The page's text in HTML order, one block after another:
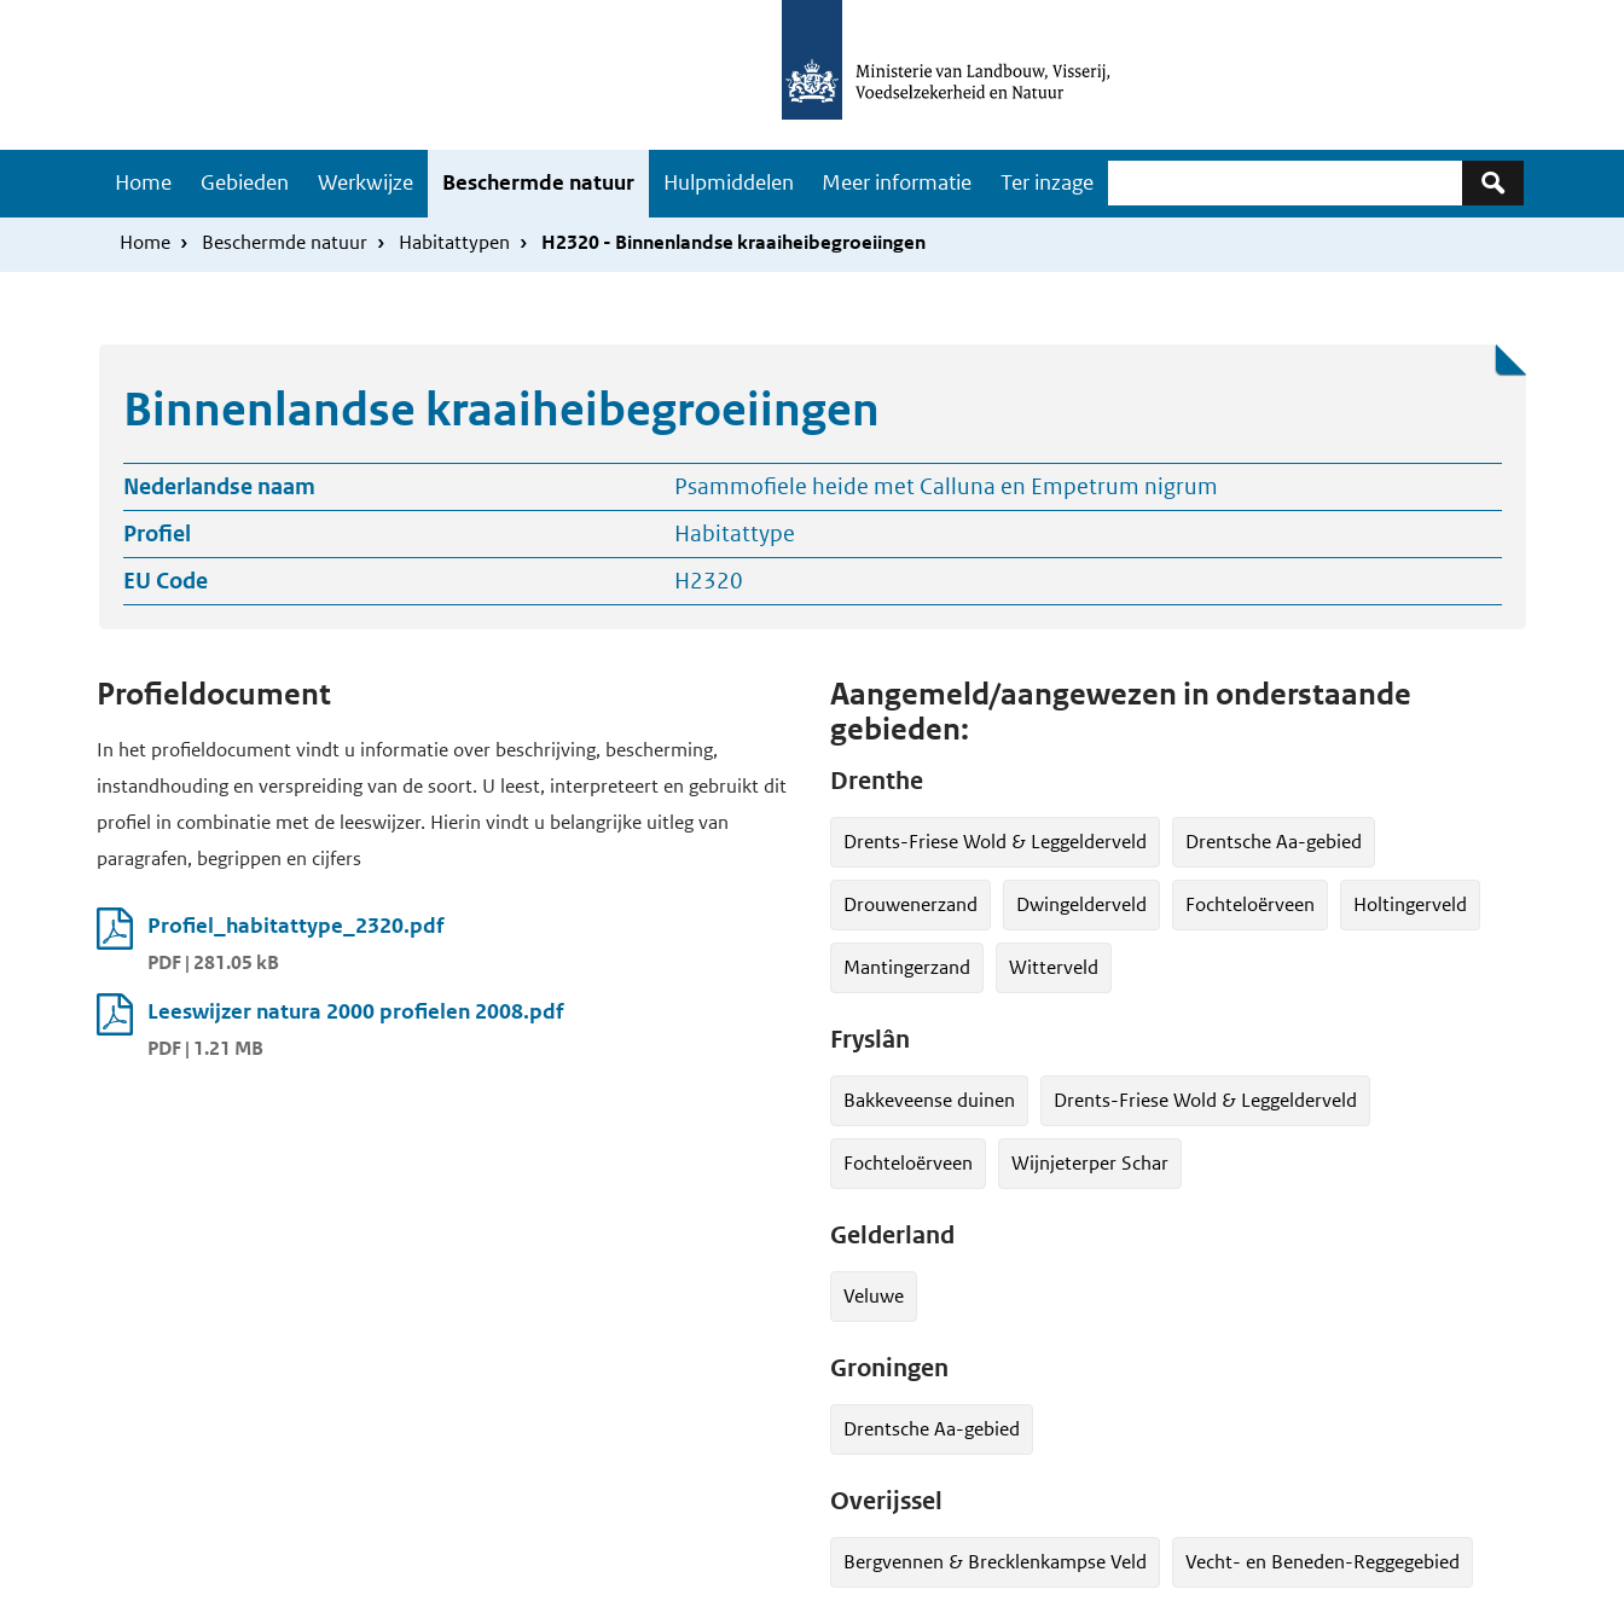
Hoofdnavigatie
Home Gebieden Werkwijze Beschermde natuur Hulpmiddelen Meer informatie Ter inzage
Zoeken
Home Beschermde natuur Habitattypen H2320 - Binnenlandse kraaiheibegroeiingen
Binnenlandse kraaiheibegroeiingen
Nederlandse naam
Psammofiele heide met Calluna en Empetrum nigrum
Profiel
Habitattype
EU Code
H2320
Profieldocument
In het profieldocument vindt u informatie over beschrijving, bescherming,
instandhouding en verspreiding van de soort. U leest, interpreteert en gebruikt dit
profiel in combinatie met de leeswijzer. Hierin vindt u belangrijke uitleg van
paragrafen, begrippen en cijfers
Profiel_habitattype_2320.pdf
PDF | 281.05 kB
Leeswijzer natura 2000 profielen 2008.pdf
PDF | 1.21 MB
Aangemeld/aangewezen in onderstaande
gebieden:
Drenthe
Drents-Friese Wold & Leggelderveld Drentsche Aa-gebied
Drouwenerzand Dwingelderveld Fochteloërveen Holtingerveld
Mantingerzand Witterveld
Fryslân
Bakkeveense duinen Drents-Friese Wold & Leggelderveld
Fochteloërveen Wijnjeterper Schar
Gelderland
Veluwe
Groningen
Drentsche Aa-gebied
Overijssel
Bergvennen & Brecklenkampse Veld Vecht- en Beneden-Reggegebied